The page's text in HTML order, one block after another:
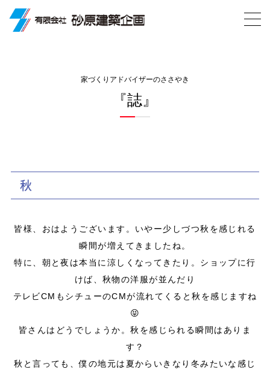
家づくりアドバイザーのささやき
『誌』
秋
皆様、おはようございます。いやー少しづつ秋を感じれる
瞬間が増えてきましたね。
特に、朝と夜は本当に涼しくなってきたり。ショップに行
けば、秋物の洋服が並んだり
テレビCMもシチューのCMが流れてくると秋を感じますね
😝
皆さんはどうでしょうか。秋を感じられる瞬間はありま
す？
秋と言っても、僕の地元は夏からいきなり冬みたいな感じ